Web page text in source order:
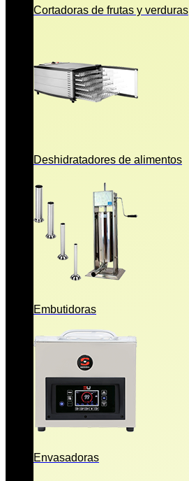
Cortadoras de frutas y verduras
Deshidratadores de alimentos
Embutidoras
Envasadoras